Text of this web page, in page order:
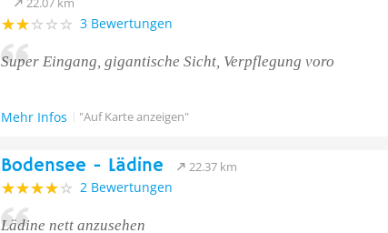
3 Bewertungen
Super Eingang, gigantische Sicht, Verpflegung voro
Mehr Infos "Auf Karte anzeigen"
Bodensee - Lädine 22.37 km
2 Bewertungen
Lädine nett anzusehen